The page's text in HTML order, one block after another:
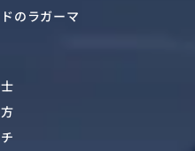
のラガーマ